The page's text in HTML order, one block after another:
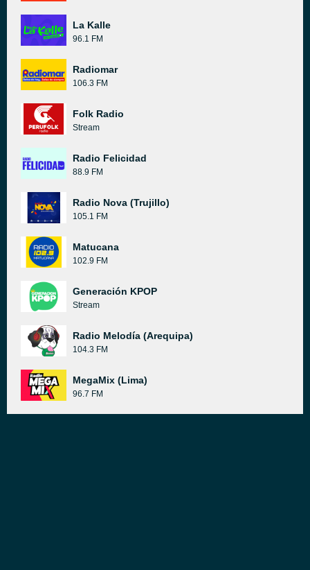
La Kalle
96.1 FM
Radiomar
106.3 FM
Folk Radio
Stream
Radio Felicidad
88.9 FM
Radio Nova (Trujillo)
105.1 FM
Matucana
102.9 FM
Generación KPOP
Stream
Radio Melodía (Arequipa)
104.3 FM
MegaMix (Lima)
96.7 FM